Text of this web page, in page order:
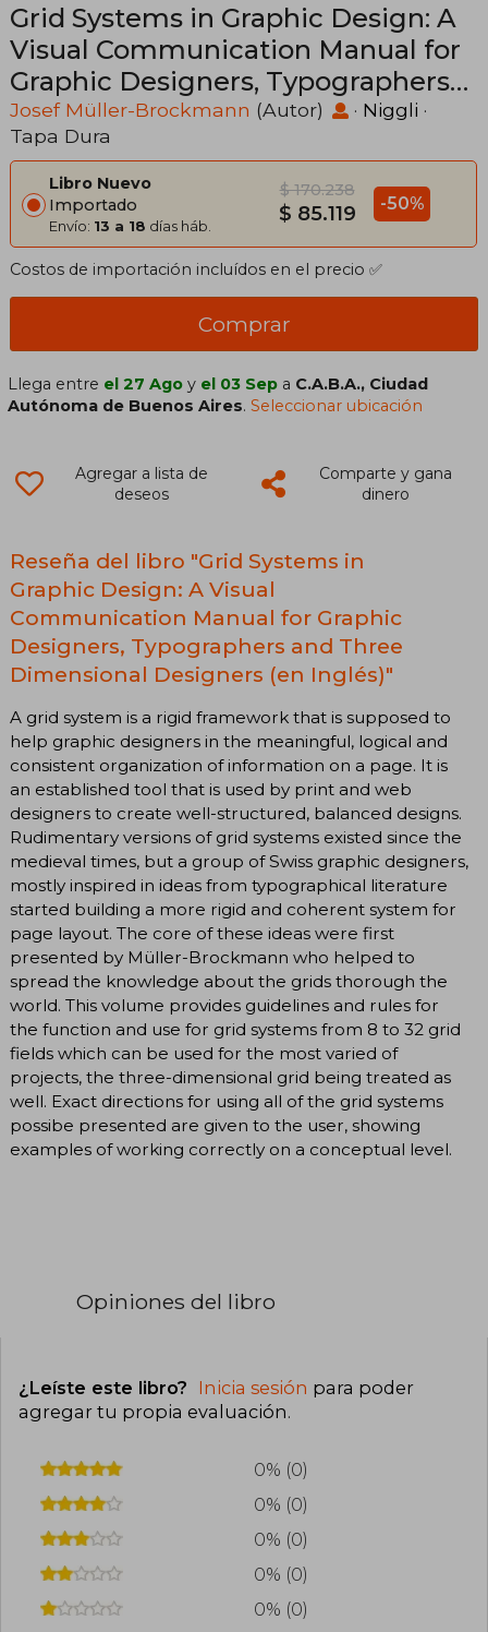
Grid Systems in Graphic Design: A
Visual Communication Manual for
Graphic Designers, Typographers
and Three Dimensional Designers
(en Inglés)
Josef Müller-Brockmann (Autor) · Niggli ·
Tapa Dura
Libro Nuevo
Importado
Envío: 13 a 18 días háb.
$ 170.238
$ 85.119 -50%
Costos de importación incluídos en el precio ✅
Comprar
Llega entre el 27 Ago y el 03 Sep a C.A.B.A., Ciudad
Autónoma de Buenos Aires.Seleccionar ubicación
Agregar a lista de
deseos
Comparte y gana
dinero
Reseña del libro "Grid Systems in
Graphic Design: A Visual
Communication Manual for Graphic
Designers, Typographers and Three
Dimensional Designers (en Inglés)"
A grid system is a rigid framework that is supposed to
help graphic designers in the meaningful, logical and
consistent organization of information on a page. It is
an established tool that is used by print and web
designers to create well-structured, balanced designs.
Rudimentary versions of grid systems existed since the
medieval times, but a group of Swiss graphic designers,
mostly inspired in ideas from typographical literature
started building a more rigid and coherent system for
page layout. The core of these ideas were first
presented by Müller-Brockmann who helped to
spread the knowledge about the grids thorough the
world. This volume provides guidelines and rules for
the function and use for grid systems from 8 to 32 grid
fields which can be used for the most varied of
projects, the three-dimensional grid being treated as
well. Exact directions for using all of the grid systems
possibe presented are given to the user, showing
examples of working correctly on a conceptual level.
Opiniones del libro
¿Leíste este libro? Inicia sesión para poder
agregar tu propia evaluación.
0% (0)
0% (0)
0% (0)
0% (0)
0% (0)